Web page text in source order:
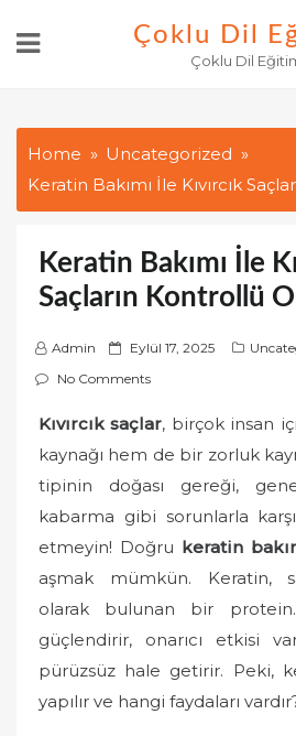
Çoklu Dil
Çoklu Dil
Home
Uncategorized
Keratin Bakımı İle Kıvırcık
Keratin Bakımı İle
Saçların Kontrollü
Admin
P
o
t
e
d
Eylül 17, 2025
No Comments
Kıvırcık saçlar, birçok insan
kaynağı hem de bir zorluk
tipinin doğası gereği,
kabarma gibi sorunlarla
etmeyin! Doğru keratin
aşmak mümkün. Keratin,
olarak bulunan bir protein.
güçlendirir, onarıcı etkisi
pürüzsüz hale getirir. Peki,
yapılır ve hangi faydaları